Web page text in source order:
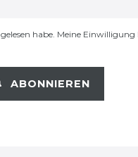
gelesen habe. Meine
ABONNIEREN